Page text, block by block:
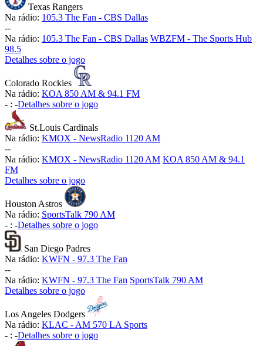
Texas Rangers
Na rádio: 105.3 The Fan - CBS Dallas
--
Na rádio: 105.3 The Fan - CBS Dallas WBZFM - The Sports Hub
98.5
Detalhes sobre o jogo
Colorado Rockies
Na rádio: KOA 850 AM & 94.1 FM
- : -Detalhes sobre o jogo
St.Louis Cardinals
Na rádio: KMOX - NewsRadio 1120 AM
--
Na rádio: KMOX - NewsRadio 1120 AM KOA 850 AM & 94.1
FM
Detalhes sobre o jogo
Houston Astros
Na rádio: SportsTalk 790 AM
- : -Detalhes sobre o jogo
San Diego Padres
Na rádio: KWFN - 97.3 The Fan
--
Na rádio: KWFN - 97.3 The Fan SportsTalk 790 AM
Detalhes sobre o jogo
Los Angeles Dodgers
Na rádio: KLAC - AM 570 LA Sports
- : -Detalhes sobre o jogo